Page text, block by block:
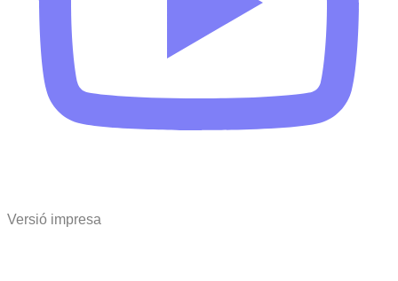
Versió impresa